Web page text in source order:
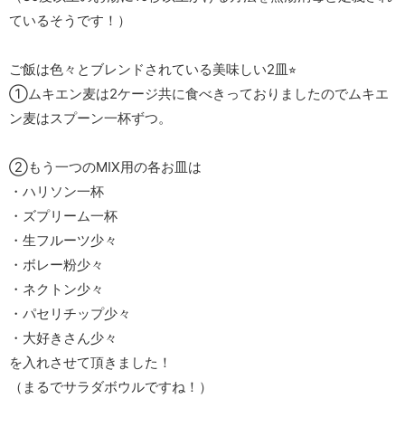
ているそうです！）
ご飯は色々とブレンドされている美味しい2皿⭐︎
①ムキエン麦は2ケージ共に食べきっておりましたのでムキエ
ン麦はスプーン一杯ずつ。
②もう一つのMIX用の各お皿は
・ハリソン一杯
・ズプリーム一杯
・生フルーツ少々
・ボレー粉少々
・ネクトン少々
・パセリチップ少々
・大好きさん少々
を入れさせて頂きました！
（まるでサラダボウルですね！）